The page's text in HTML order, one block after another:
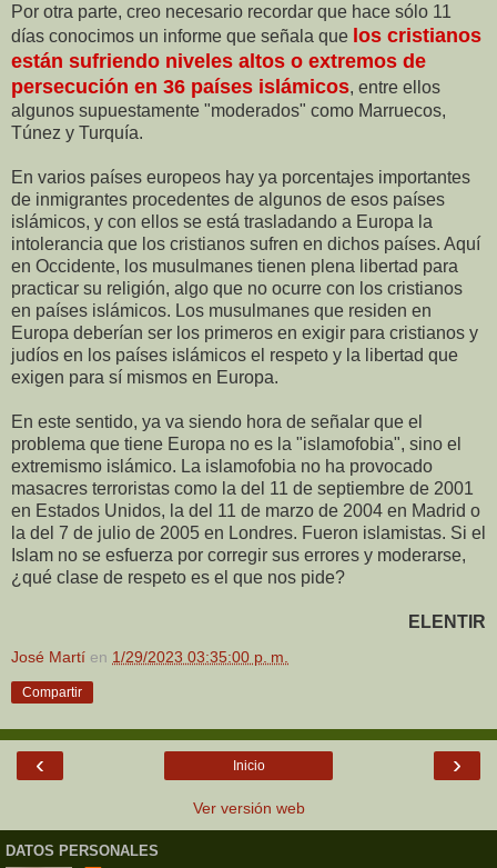
Por otra parte, creo necesario recordar que hace sólo 11
días conocimos un informe que señala que los cristianos
están sufriendo niveles altos o extremos de
persecución en 36 países islámicos, entre ellos
algunos supuestamente "moderados" como Marruecos,
Túnez y Turquía.
En varios países europeos hay ya porcentajes importantes
de inmigrantes procedentes de algunos de esos países
islámicos, y con ellos se está trasladando a Europa la
intolerancia que los cristianos sufren en dichos países. Aquí
en Occidente, los musulmanes tienen plena libertad para
practicar su religión, algo que no ocurre con los cristianos
en países islámicos. Los musulmanes que residen en
Europa deberían ser los primeros en exigir para cristianos y
judíos en los países islámicos el respeto y la libertad que
exigen para sí mismos en Europa.
En este sentido, ya va siendo hora de señalar que el
problema que tiene Europa no es la "islamofobia", sino el
extremismo islámico. La islamofobia no ha provocado
masacres terroristas como la del 11 de septiembre de 2001
en Estados Unidos, la del 11 de marzo de 2004 en Madrid o
la del 7 de julio de 2005 en Londres. Fueron islamistas. Si el
Islam no se esfuerza por corregir sus errores y moderarse,
¿qué clase de respeto es el que nos pide?
ELENTIR
José Martí en 1/29/2023 03:35:00 p. m.
Compartir
‹ ›
Inicio
Ver versión web
DATOS PERSONALES